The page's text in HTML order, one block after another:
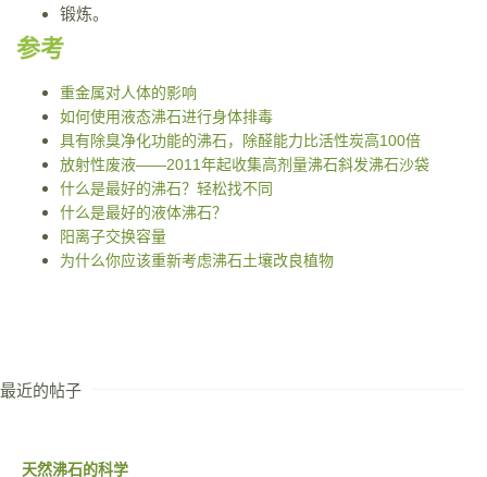
锻炼。
参考
重金属对人体的影响
如何使用液态沸石进行身体排毒
具有除臭净化功能的沸石，除醛能力比活性炭高100倍
放射性废液——2011年起收集高剂量沸石斜发沸石沙袋
什么是最好的沸石？轻松找不同
什么是最好的液体沸石？
阳离子交换容量
为什么你应该重新考虑沸石土壤改良植物
最近的帖子
天然沸石的科学